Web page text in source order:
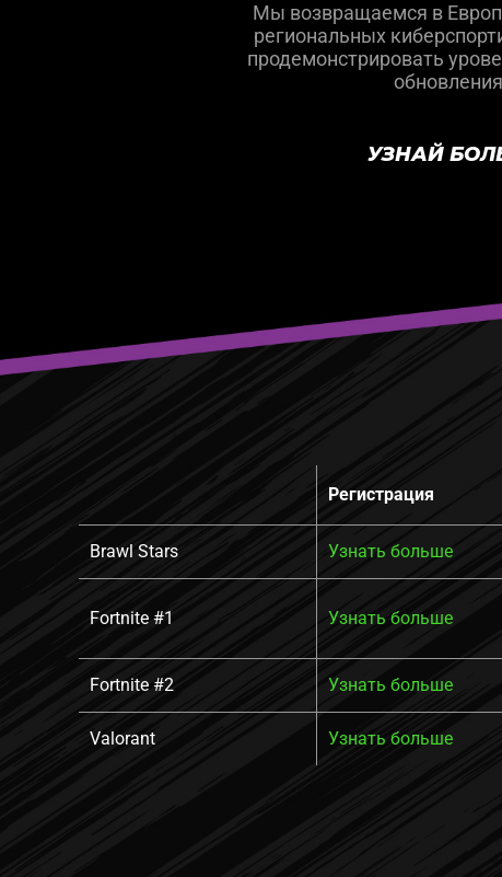
Мы возвращаемся в
региональных
продемонстрировать
УЗНАЙ
Регистрация
Brawl Stars Узнать больше
Fortnite #1 Узнать больше
Fortnite #2 Узнать больше
Valorant Узнать больше